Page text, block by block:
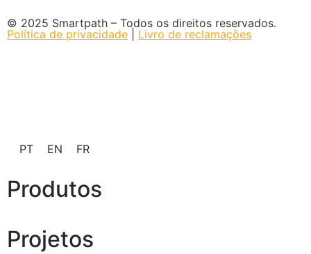
© 2025 Smartpath – Todos os direitos reservados.
Política de privacidade
Livro de reclamações
PT EN FR
Produtos
Projetos